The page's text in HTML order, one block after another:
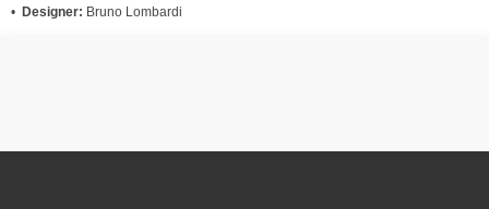
• Designer: Bruno Lombardi